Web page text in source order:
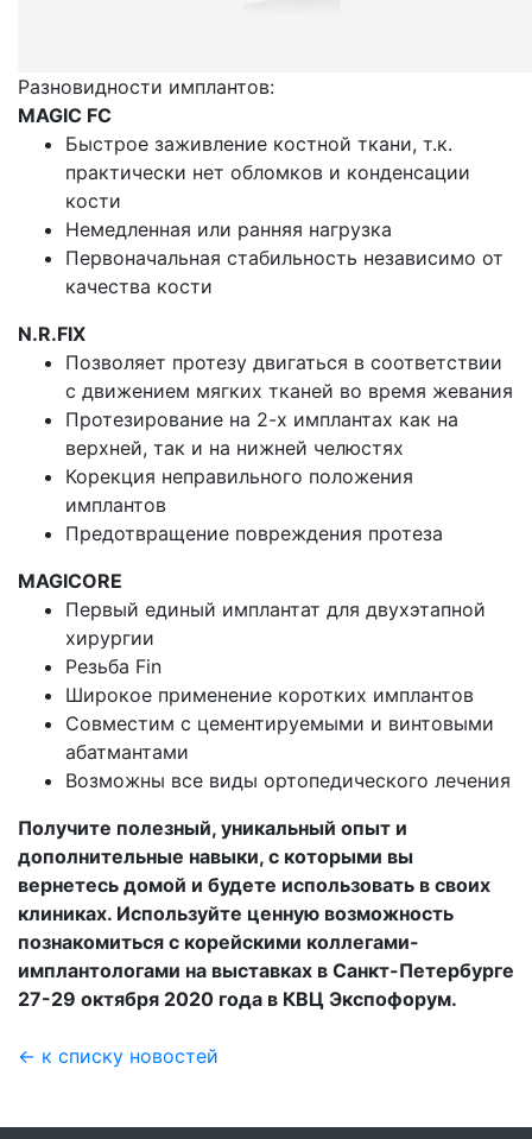
Разновидности имплантов:
MAGIC FC
Быстрое заживление костной ткани, т.к.
практически нет обломков и конденсации
кости
Немедленная или ранняя нагрузка
Первоначальная стабильность независимо от
качества кости
N.R.FIX
Позволяет протезу двигаться в соответствии
с движением мягких тканей во время жевания
Протезирование на 2-х имплантах как на
верхней, так и на нижней челюстях
Корекция неправильного положения
имплантов
Предотвращение повреждения протеза
MAGICORE
Первый единый имплантат для двухэтапной
хирургии
Резьба Fin
Широкое применение коротких имплантов
Совместим с цементируемыми и винтовыми
абатмантами
Возможны все виды ортопедического лечения
Получите полезный, уникальный опыт и
дополнительные навыки, с которыми вы
вернетесь домой и будете использовать в своих
клиниках. Используйте ценную возможность
познакомиться с корейскими коллегами-
имплантологами на выставках в Санкт-Петербурге
27-29 октября 2020 года в КВЦ Экспофорум.
← к списку новостей